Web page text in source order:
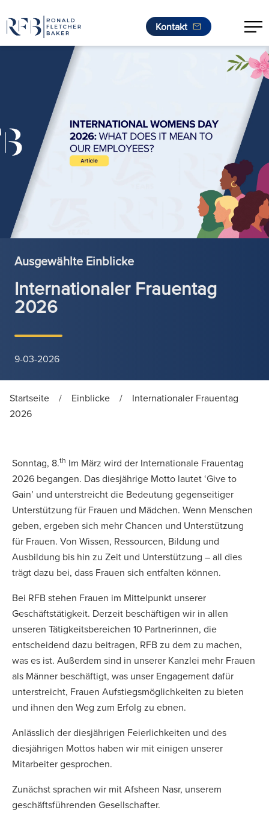
Zum Inhalt springen
Kontakt
Ausgewählte Einblicke
Internationaler Frauentag
2026
9-03-2026
Startseite / Einblicke /
Internationaler Frauentag
2026
Sonntag, 8.th Im März wird der Internationale Frauentag
2026 begangen. Das diesjährige Motto lautet ‘Give to
Gain’ und unterstreicht die Bedeutung gegenseitiger
Unterstützung für Frauen und Mädchen. Wenn Menschen
geben, ergeben sich mehr Chancen und Unterstützung
für Frauen. Von Wissen, Ressourcen, Bildung und
Ausbildung bis hin zu Zeit und Unterstützung – all dies
trägt dazu bei, dass Frauen sich entfalten können.
Bei RFB stehen Frauen im Mittelpunkt unserer
Geschäftstätigkeit. Derzeit beschäftigen wir in allen
unseren Tätigkeitsbereichen 10 Partnerinnen, die
entscheidend dazu beitragen, RFB zu dem zu machen,
was es ist. Außerdem sind in unserer Kanzlei mehr Frauen
als Männer beschäftigt, was unser Engagement dafür
unterstreicht, Frauen Aufstiegsmöglichkeiten zu bieten
und ihnen den Weg zum Erfolg zu ebnen.
Anlässlich der diesjährigen Feierlichkeiten und des
diesjährigen Mottos haben wir mit einigen unserer
Mitarbeiter gesprochen.
Zunächst sprachen wir mit Afsheen Nasr, unserem
geschäftsführenden Gesellschafter.